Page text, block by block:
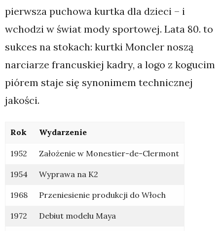
pierwsza puchowa kurtka dla dzieci – i
wchodzi w świat mody sportowej. Lata 80. to
sukces na stokach: kurtki Moncler noszą
narciarze francuskiej kadry, a logo z kogucim
piórem staje się synonimem technicznej
jakości.
Rok Wydarzenie
1952 Założenie w Monestier-de-Clermont
1954 Wyprawa na K2
1968 Przeniesienie produkcji do Włoch
1972 Debiut modelu Maya